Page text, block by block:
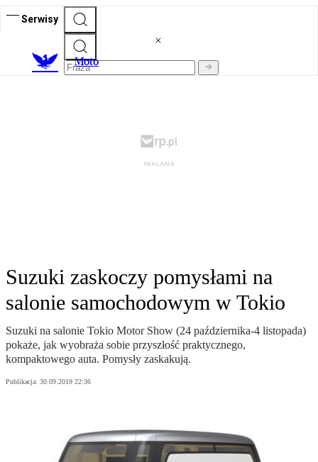
Serwisy
Moto
Suzuki zaskoczy pomysłami na
salonie samochodowym w Tokio
Suzuki na salonie Tokio Motor Show (24 października-4 listopada)
pokaże, jak wyobraża sobie przyszłość praktycznego,
kompaktowego auta. Pomysły zaskakują.
Publikacja: 30.09.2019 22:36